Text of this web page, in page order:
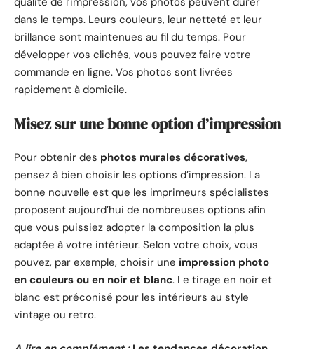
dans le temps. Leurs couleurs, leur netteté et leur
brillance sont maintenues au fil du temps. Pour
développer vos clichés, vous pouvez faire votre
commande en ligne. Vos photos sont livrées
rapidement à domicile.
Misez sur une bonne option d’impression
Pour obtenir des photos murales décoratives,
pensez à bien choisir les options d’impression. La
bonne nouvelle est que les imprimeurs spécialistes
proposent aujourd’hui de nombreuses options afin
que vous puissiez adopter la composition la plus
adaptée à votre intérieur. Selon votre choix, vous
pouvez, par exemple, choisir une impression photo
en couleurs ou en noir et blanc. Le tirage en noir et
blanc est préconisé pour les intérieurs au style
vintage ou retro.